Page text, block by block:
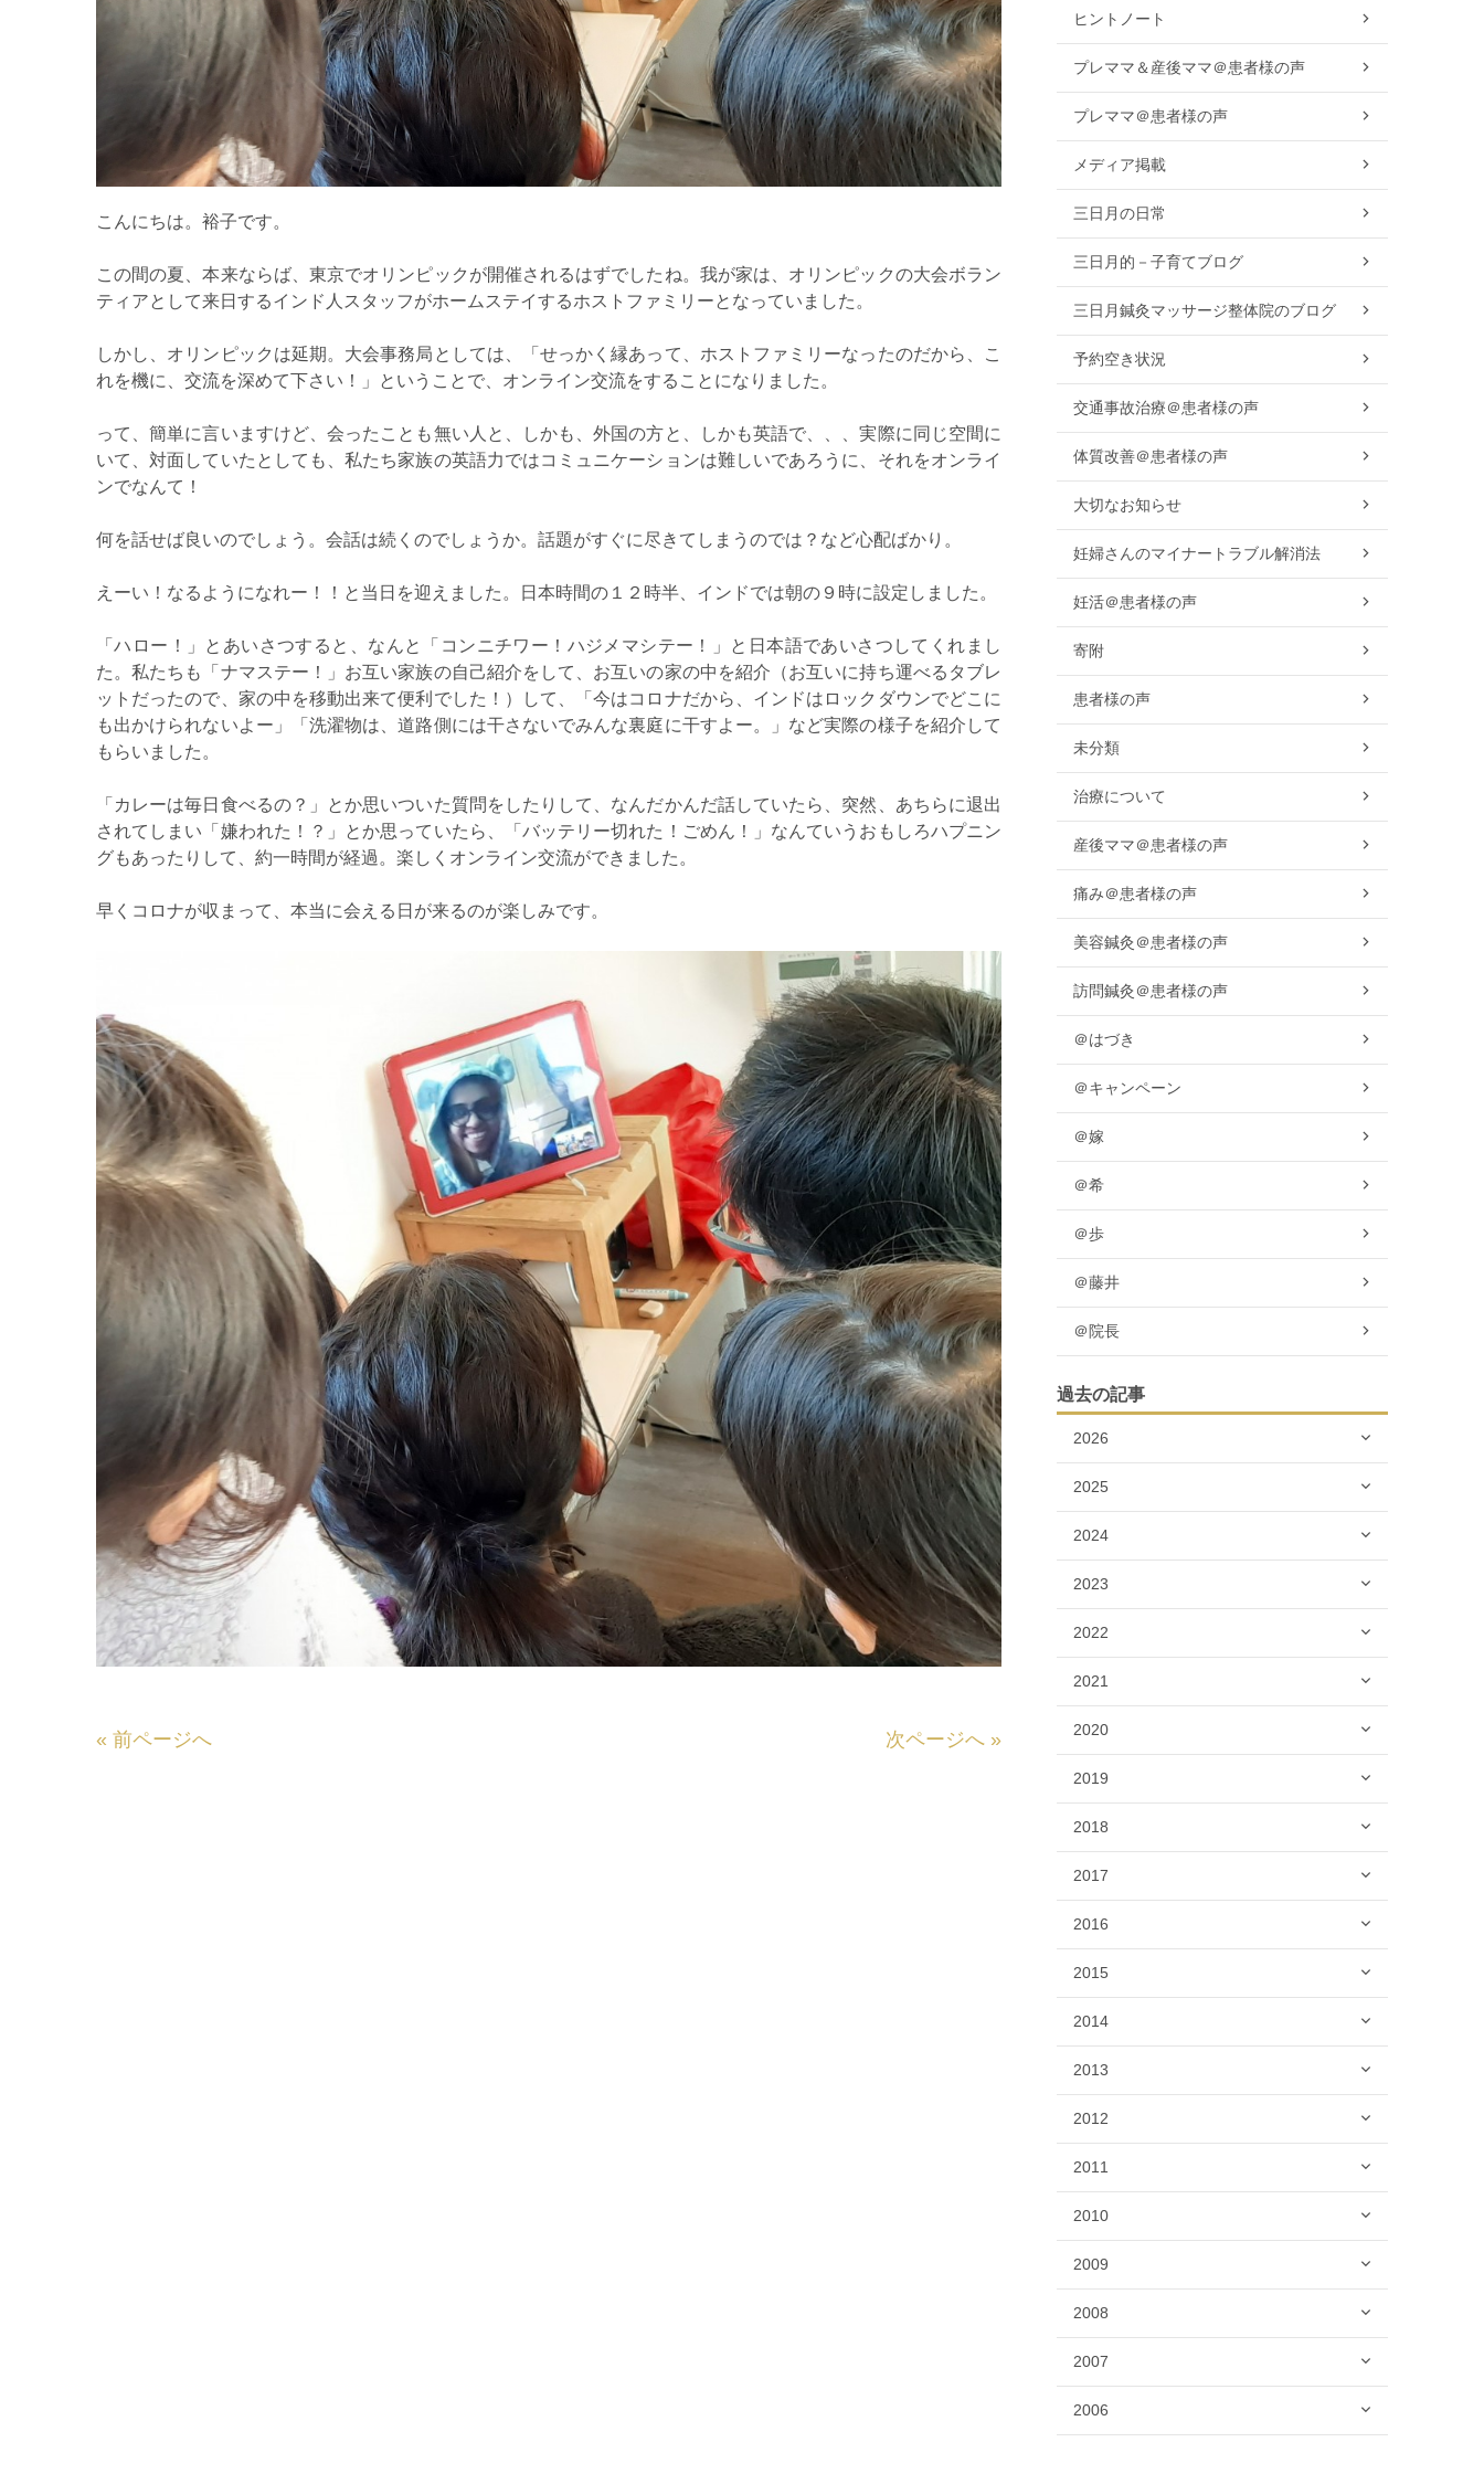
こんにちは。裕子です。
この間の夏、本来ならば、東京でオリンピックが開催されるはずでしたね。我が家は、オリンピックの大会ボラン
ティアとして来日するインド人スタッフがホームステイするホストファミリーとなっていました。
しかし、オリンピックは延期。大会事務局としては、「せっかく縁あって、ホストファミリーなったのだから、こ
れを機に、交流を深めて下さい！」ということで、オンライン交流をすることになりました。
って、簡単に言いますけど、会ったことも無い人と、しかも、外国の方と、しかも英語で、、、実際に同じ空間に
いて、対面していたとしても、私たち家族の英語力ではコミュニケーションは難しいであろうに、それをオンライ
ンでなんて！
何を話せば良いのでしょう。会話は続くのでしょうか。話題がすぐに尽きてしまうのでは？など心配ばかり。
えーい！なるようになれー！！と当日を迎えました。日本時間の１２時半、インドでは朝の９時に設定しました。
「ハロー！」とあいさつすると、なんと「コンニチワー！ハジメマシテー！」と日本語であいさつしてくれまし
た。私たちも「ナマステー！」お互い家族の自己紹介をして、お互いの家の中を紹介（お互いに持ち運べるタブレ
ットだったので、家の中を移動出来て便利でした！）して、「今はコロナだから、インドはロックダウンでどこに
も出かけられないよー」「洗濯物は、道路側には干さないでみんな裏庭に干すよー。」など実際の様子を紹介して
もらいました。
「カレーは毎日食べるの？」とか思いついた質問をしたりして、なんだかんだ話していたら、突然、あちらに退出
されてしまい「嫌われた！？」とか思っていたら、「バッテリー切れた！ごめん！」なんていうおもしろハプニン
グもあったりして、約一時間が経過。楽しくオンライン交流ができました。
早くコロナが収まって、本当に会える日が来るのが楽しみです。
« 前ページへ 次ページへ »
ヒントノート
プレママ＆産後ママ＠患者様の声
プレママ＠患者様の声
メディア掲載
三日月の日常
三日月的－子育てブログ
三日月鍼灸マッサージ整体院のブログ
予約空き状況
交通事故治療＠患者様の声
体質改善＠患者様の声
大切なお知らせ
妊婦さんのマイナートラブル解消法
妊活＠患者様の声
寄附
患者様の声
未分類
治療について
産後ママ＠患者様の声
痛み＠患者様の声
美容鍼灸＠患者様の声
訪問鍼灸＠患者様の声
＠はづき
＠キャンペーン
＠嫁
＠希
＠歩
＠藤井
＠院長
過去の記事
2026
2025
2024
2023
2022
2021
2020
2019
2018
2017
2016
2015
2014
2013
2012
2011
2010
2009
2008
2007
2006